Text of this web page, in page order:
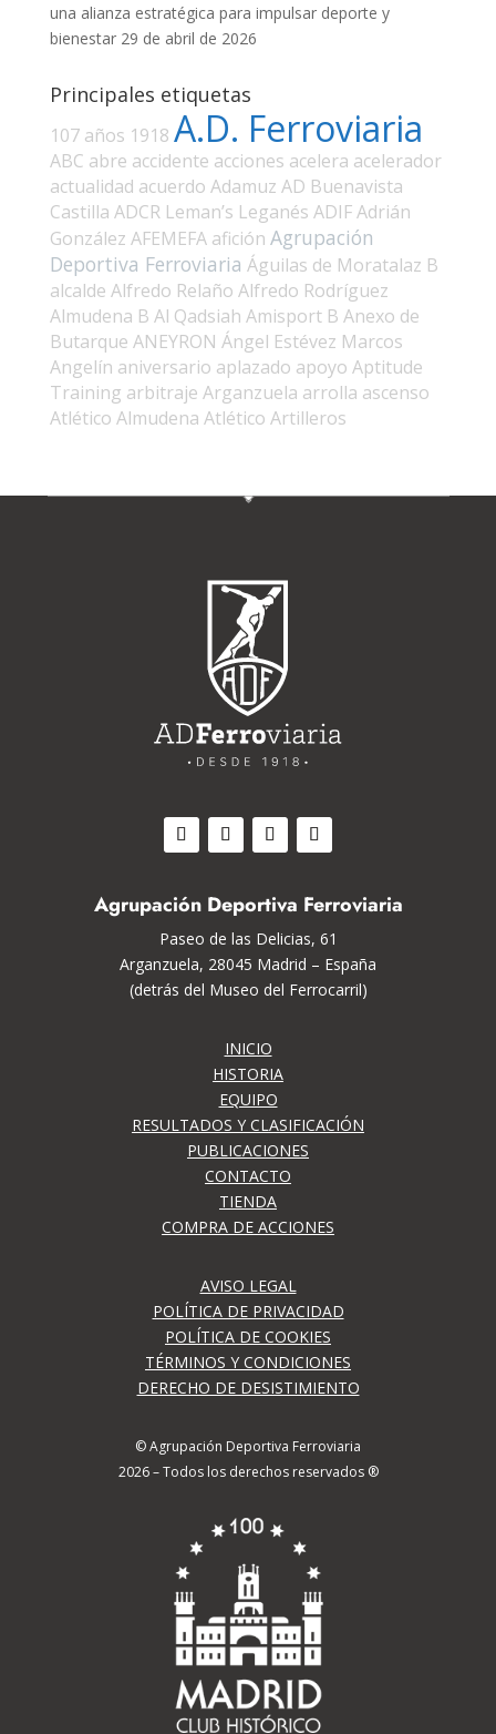
una alianza estratégica para impulsar deporte y
bienestar 29 de abril de 2026
Principales etiquetas
107 años 1918 A.D. Ferroviaria
ABC abre accidente acciones acelera acelerador
actualidad acuerdo Adamuz AD Buenavista
Castilla ADCR Leman’s Leganés ADIFAdrián
González AFEMEFA afición Agrupación
Deportiva Ferroviaria Águilas de Moratalaz B
alcalde Alfredo Relaño Alfredo Rodríguez
Almudena B Al Qadsiah Amisport B Anexo de
Butarque ANEYRON Ángel Estévez Marcos
Angelín aniversario aplazado apoyo Aptitude
Training arbitraje Arganzuela arrolla ascenso
Atlético Almudena Atlético Artilleros
Agrupación Deportiva Ferroviaria
Paseo de las Delicias, 61
Arganzuela, 28045 Madrid – España
(detrás del Museo del Ferrocarril)
INICIO
HISTORIA
EQUIPO
RESULTADOS Y CLASIFICACIÓN
PUBLICACIONES
CONTACTO
TIENDA
COMPRA DE ACCIONES
AVISO LEGAL
POLÍTICA DE PRIVACIDAD
POLÍTICA DE COOKIES
TÉRMINOS Y CONDICIONES
DERECHO DE DESISTIMIENTO
© Agrupación Deportiva Ferroviaria
2026 – Todos los derechos reservados ®